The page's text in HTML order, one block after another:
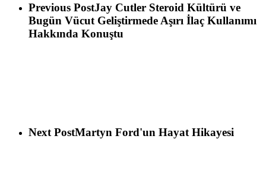
Previous PostJay Cutler Steroid Kültürü ve
Bugün Vücut Geliştirmede Aşırı İlaç Kullanımı
Hakkında Konuştu
Next PostMartyn Ford'un Hayat Hikayesi